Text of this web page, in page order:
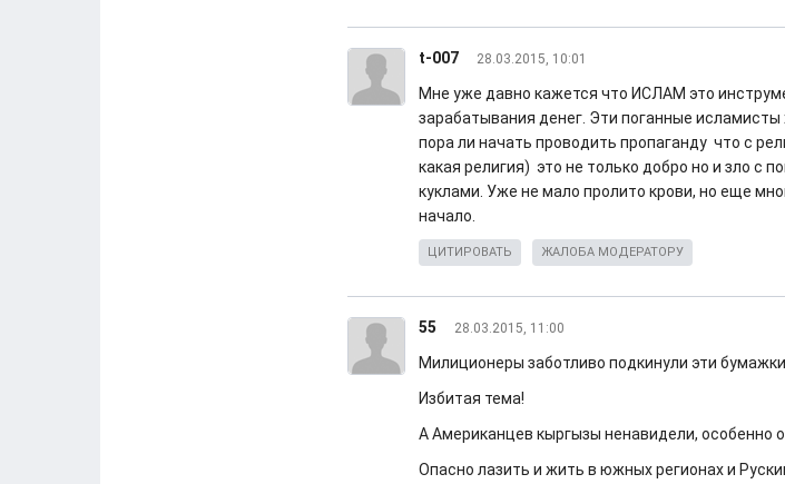
t-007 28.03.2015, 10:01
Мне уже давно кажется что ИСЛАМ это
зарабатывания денег. Эти поганные
пора ли начать проводить пропаганду что с
какая религия) это не только добро но и зло
куклами. Уже не мало пролито крови, но еще
начало.
ЦИТИРОВАТЬ ЖАЛОБА МОДЕРАТОРУ
55 28.03.2015, 11:00
Милиционеры заботливо подкинули эти
Избитая тема!
А Американцев кыргызы ненавидели, особенно
Опасно лазить и жить в южных регионах и